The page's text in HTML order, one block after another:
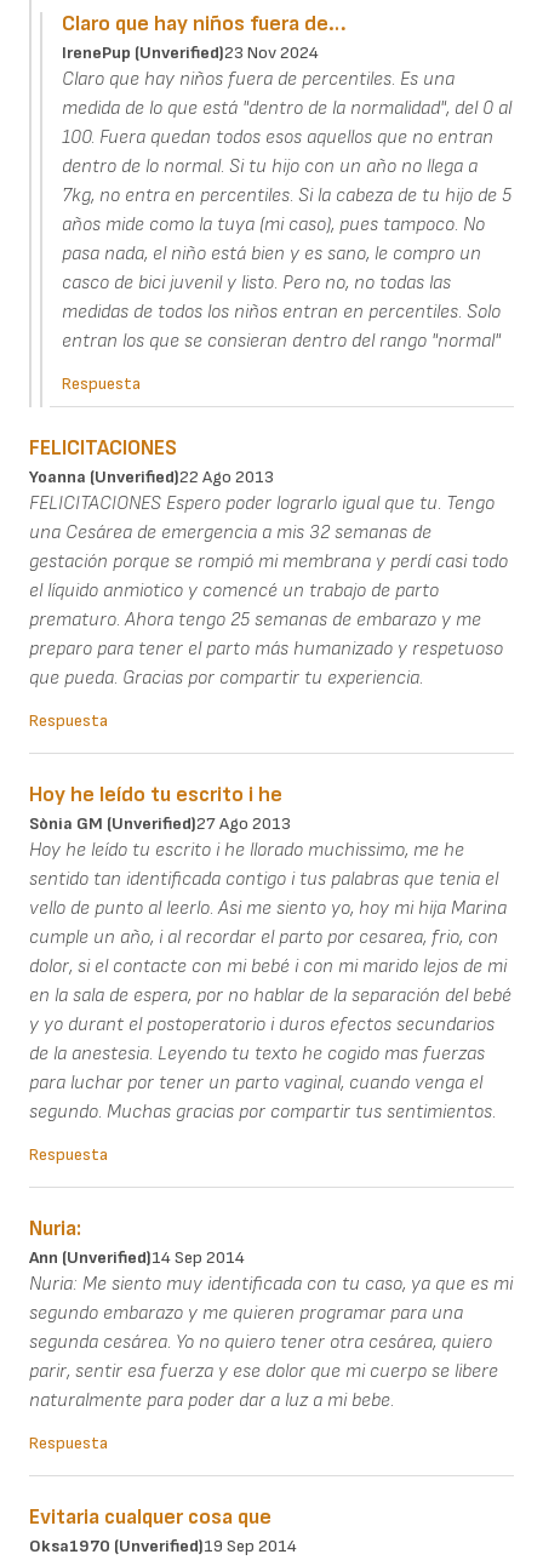
Claro que hay niños fuera de…
IrenePup (unverified)23 Nov 2024
Claro que hay niños fuera de percentiles. Es una
medida de lo que está "dentro de la normalidad", del 0 al
100. Fuera quedan todos esos aquellos que no entran
dentro de lo normal. Si tu hijo con un año no llega a
7kg, no entra en percentiles. Si la cabeza de tu hijo de 5
años mide como la tuya (mi caso), pues tampoco. No
pasa nada, el niño está bien y es sano, le compro un
casco de bici juvenil y listo. Pero no, no todas las
medidas de todos los niños entran en percentiles. Solo
entran los que se consieran dentro del rango "normal"
Respuesta
FELICITACIONES
Yoanna (unverified)22 Ago 2013
FELICITACIONES Espero poder lograrlo igual que tu. Tengo
una Cesárea de emergencia a mis 32 semanas de
gestación porque se rompió mi membrana y perdí casi todo
el líquido anmiotico y comencé un trabajo de parto
prematuro. Ahora tengo 25 semanas de embarazo y me
preparo para tener el parto más humanizado y respetuoso
que pueda. Gracias por compartir tu experiencia.
Respuesta
Hoy he leído tu escrito i he
Sònia GM (unverified)27 Ago 2013
Hoy he leído tu escrito i he llorado muchissimo, me he
sentido tan identificada contigo i tus palabras que tenia el
vello de punto al leerlo. Asi me siento yo, hoy mi hija Marina
cumple un año, i al recordar el parto por cesarea, frio, con
dolor, si el contacte con mi bebé i con mi marido lejos de mi
en la sala de espera, por no hablar de la separación del bebé
y yo durant el postoperatorio i duros efectos secundarios
de la anestesia. Leyendo tu texto he cogido mas fuerzas
para luchar por tener un parto vaginal, cuando venga el
segundo. Muchas gracias por compartir tus sentimientos.
Respuesta
Nuria:
Ann (unverified)14 Sep 2014
Nuria: Me siento muy identificada con tu caso, ya que es mi
segundo embarazo y me quieren programar para una
segunda cesárea. Yo no quiero tener otra cesárea, quiero
parir, sentir esa fuerza y ese dolor que mi cuerpo se libere
naturalmente para poder dar a luz a mi bebe.
Respuesta
Evitaria cualquer cosa que
Oksa1970 (unverified)19 Sep 2014